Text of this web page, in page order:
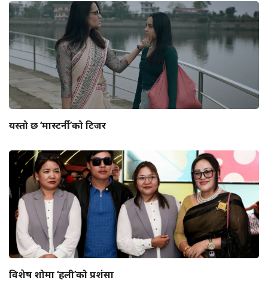
यस्तो छ ‘मास्टर्नी’को टिजर
विशेष शोमा ‘हली’को प्रशंसा